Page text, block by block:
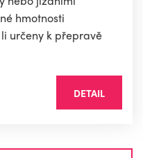
hmotnosti
určeny k přepravě
DETAIL